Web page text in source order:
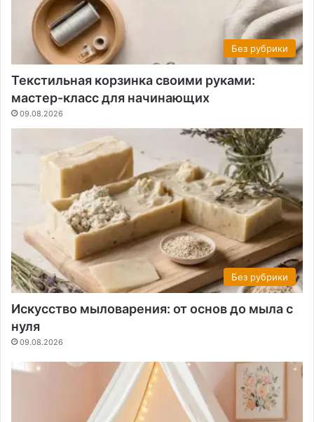
Без рубрики
Текстильная корзинка своими руками:
мастер-класс для начинающих
09.08.2026
Без рубрики
Искусство мыловарения: от основ до мыла с
нуля
09.08.2026